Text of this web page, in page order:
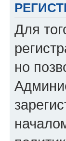
Для
но